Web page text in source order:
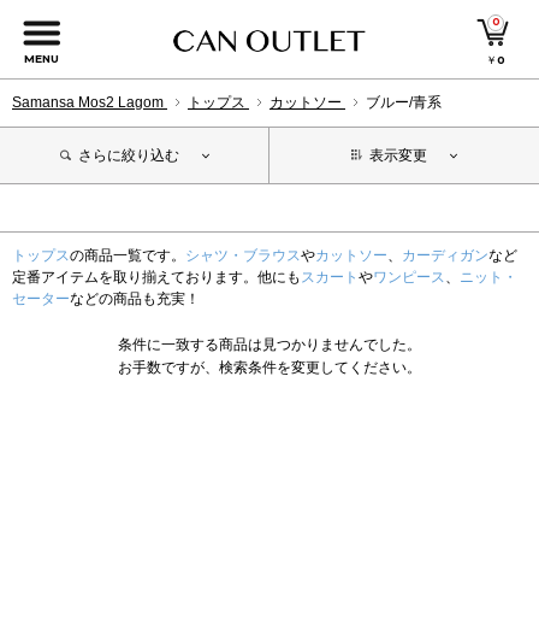
MENU
0
￥0
Samansa Mos2 Lagom トップス カットソー ブルー/青系
さらに絞り込む 表示変更
トップスの商品一覧です。 シャツ・ブラウスやカットソー、 カーディガンなど
定番アイテムを取り揃えております。他にも スカート やワンピース、 ニット・
セーターなどの商品も充実！
条件に一致する商品は見つかりませんでした。
お手数ですが、検索条件を変更してください。